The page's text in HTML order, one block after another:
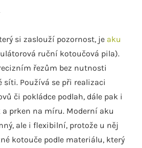
si zaslouží pozornost, je aku
ruční kotoučová pila).
řezům bez nutnosti
Používá se při realizaci
či pokládce podlah, dále pak i
prken na míru. Moderní aku
ale i flexibilní, protože u něj
kotouče podle materiálu, který